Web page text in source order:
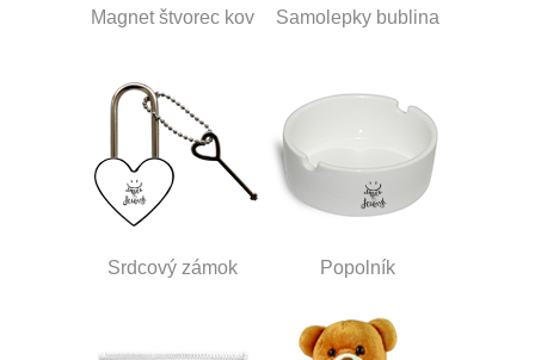
Magnet štvorec kov Samolepky bublina
Srdcový zámok Popolník